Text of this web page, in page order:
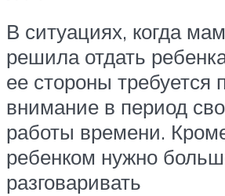
В ситуациях, когда
решила отдать
ее стороны
внимание в период
работы времени.
ребенком нужно
разговаривать